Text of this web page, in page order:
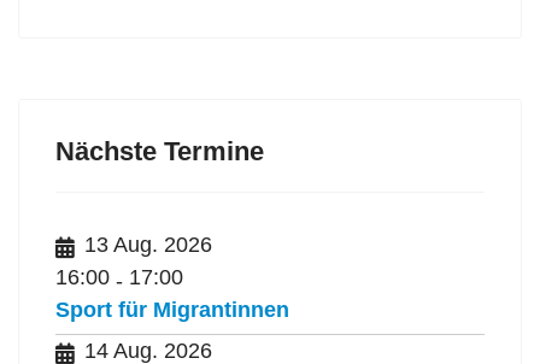
Nächste Termine
13 Aug. 2026
16:00 - 17:00
Sport für Migrantinnen
14 Aug. 2026